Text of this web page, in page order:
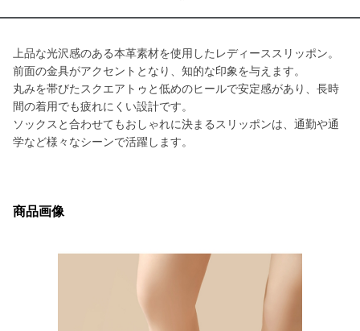
上品な光沢感のある本革素材を使用したレディーススリッポン。
前面の金具がアクセントとなり、知的な印象を与えます。
丸みを帯びたスクエアトゥと低めのヒールで安定感があり、長時
間の着用でも疲れにくい設計です。
ソックスと合わせてもおしゃれに決まるスリッポンは、通勤や通
学など様々なシーンで活躍します。
商品画像